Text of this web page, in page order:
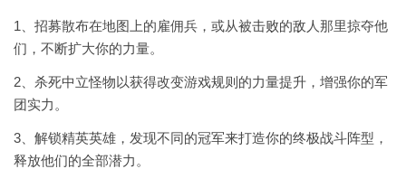
1、招募散布在地图上的雇佣兵，或从被击败的敌人那里掠夺他
们，不断扩大你的力量。
2、杀死中立怪物以获得改变游戏规则的力量提升，增强你的军
团实力。
3、解锁精英英雄，发现不同的冠军来打造你的终极战斗阵型，
释放他们的全部潜力。